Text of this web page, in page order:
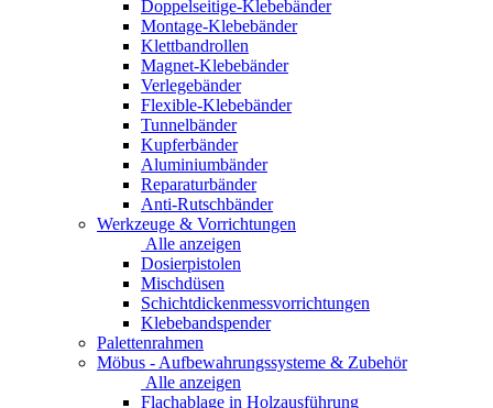
Doppelseitige-Klebebänder
Montage-Klebebänder
Klettbandrollen
Magnet-Klebebänder
Verlegebänder
Flexible-Klebebänder
Tunnelbänder
Kupferbänder
Aluminiumbänder
Reparaturbänder
Anti-Rutschbänder
Werkzeuge & Vorrichtungen
Alle anzeigen
Dosierpistolen
Mischdüsen
Schichtdickenmessvorrichtungen
Klebebandspender
Palettenrahmen
Möbus - Aufbewahrungssysteme & Zubehör
Alle anzeigen
Flachablage in Holzausführung